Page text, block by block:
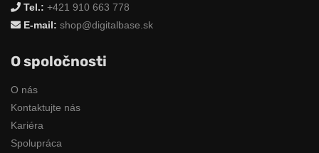
Tel.: +421 910 663 778
E-mail: shop@digitalbase.sk
O spoločnosti
O nás
Kontaktujte nás
Kariéra
Spolupráca